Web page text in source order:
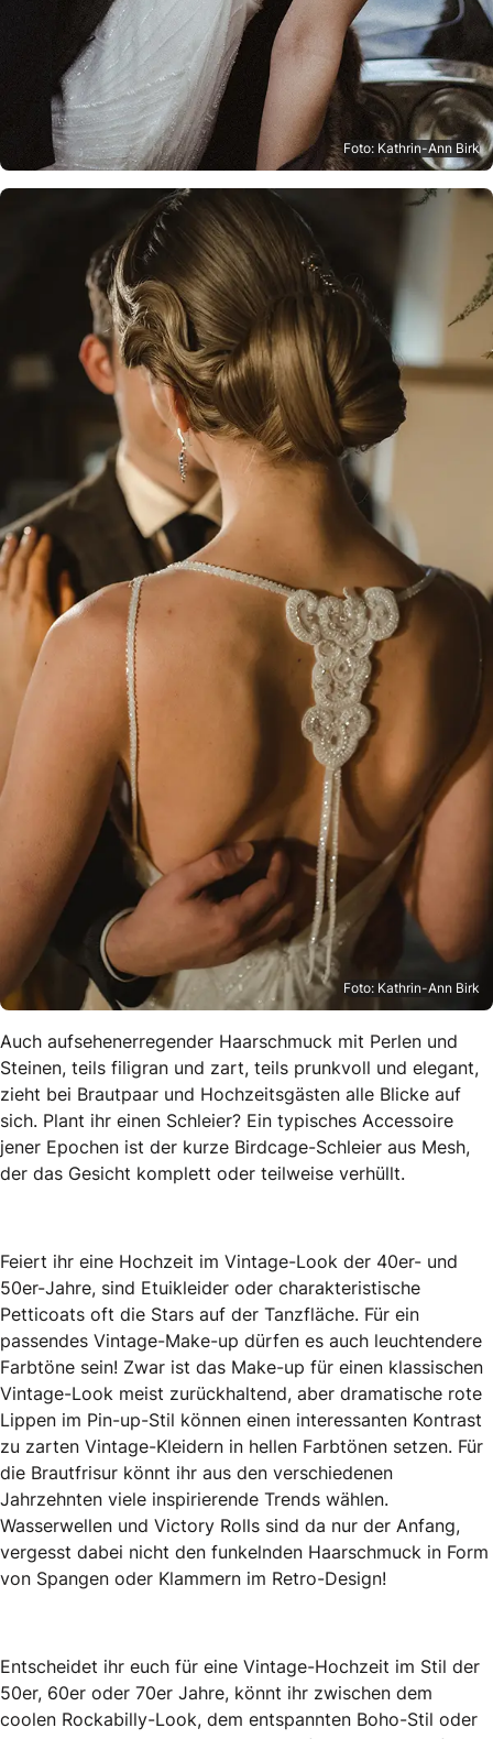
Foto: Kathrin-Ann Birk
Foto: Kathrin-Ann Birk
Auch aufsehenerregender Haarschmuck mit Perlen und
Steinen, teils filigran und zart, teils prunkvoll und elegant,
zieht bei Brautpaar und Hochzeitsgästen alle Blicke auf
sich. Plant ihr einen Schleier? Ein typisches Accessoire
jener Epochen ist der kurze Birdcage-Schleier aus Mesh,
der das Gesicht komplett oder teilweise verhüllt.
Feiert ihr eine Hochzeit im Vintage-Look der 40er- und
50er-Jahre, sind Etuikleider oder charakteristische
Petticoats oft die Stars auf der Tanzfläche. Für ein
passendes Vintage-Make-up dürfen es auch leuchtendere
Farbtöne sein! Zwar ist das Make-up für einen klassischen
Vintage-Look meist zurückhaltend, aber dramatische rote
Lippen im Pin-up-Stil können einen interessanten Kontrast
zu zarten Vintage-Kleidern in hellen Farbtönen setzen. Für
die Brautfrisur könnt ihr aus den verschiedenen
Jahrzehnten viele inspirierende Trends wählen.
Wasserwellen und Victory Rolls sind da nur der Anfang,
vergesst dabei nicht den funkelnden Haarschmuck in Form
von Spangen oder Klammern im Retro-Design!
Entscheidet ihr euch für eine Vintage-Hochzeit im Stil der
50er, 60er oder 70er Jahre, könnt ihr zwischen dem
coolen Rockabilly-Look, dem entspannten Boho-Stil oder